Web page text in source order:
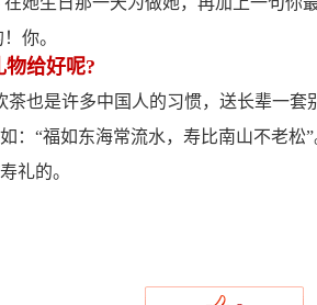
你。
给好呢?
茶也是许多中国人的习惯，送长辈一
：“福如东海常流水，寿比南山不老松
礼的。